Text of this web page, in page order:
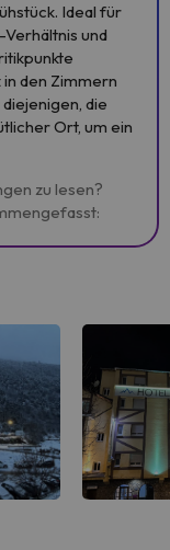
Ideal für
und
den Zimmern
die
Ort, um ein
zu lesen?